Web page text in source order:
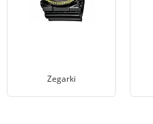
Zegarki